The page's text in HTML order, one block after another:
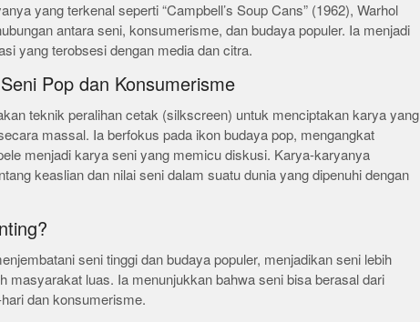
yang terkenal seperti “Campbell’s Soup Cans” (1962), Warhol
antara seni, konsumerisme, dan budaya populer. Ia menjadi
yang terobsesi dengan media dan citra.
Pop dan Konsumerisme
teknik peralihan cetak (silkscreen) untuk menciptakan karya yang
massal. Ia berfokus pada ikon budaya pop, mengangkat
menjadi karya seni yang memicu diskusi. Karya-karyanya
keaslian dan nilai seni dalam suatu dunia yang dipenuhi dengan
seni tinggi dan budaya populer, menjadikan seni lebih
masyarakat luas. Ia menunjukkan bahwa seni bisa berasal dari
dan konsumerisme.